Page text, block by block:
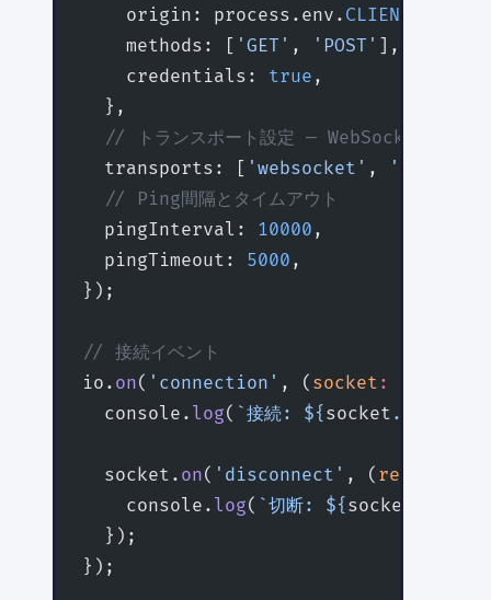
    origin: process.env.
CLIENT_URL
    methods: [
'GET' , 'POST' ],
    credentials:
true ,
  },
// トランスポート設定 — WebSocketを優先
  transports: [
'websocket' , 'polling'
  // Ping間隔とタイムアウト
  pingInterval:
10000 ,
  pingTimeout:
5000 ,
});
// 接続イベント
io. on( 'connection' , ( socket :
  console.
log( `接続: ${ socket .
  socket.
on( 'disconnect' , ( reason
    console.
log( `切断: ${ socket
  });
});